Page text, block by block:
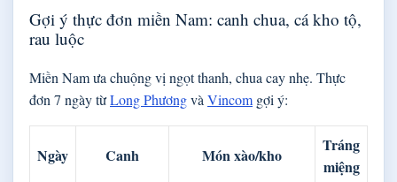
Gợi ý thực đơn miền Nam: canh chua, cá kho tộ,
rau luộc
Miền Nam ưa chuộng vị ngọt thanh, chua cay nhẹ. Thực
đơn 7 ngày từLong Phươngvà Vincom gợi ý:
Ngày Canh Món xào/kho
Tráng
miệng